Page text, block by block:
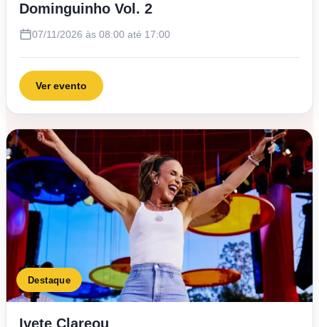
Dominguinho Vol. 2
07/11/2026 às 08:00 até 17:00
Ver evento
Destaque
Ivete Clareou